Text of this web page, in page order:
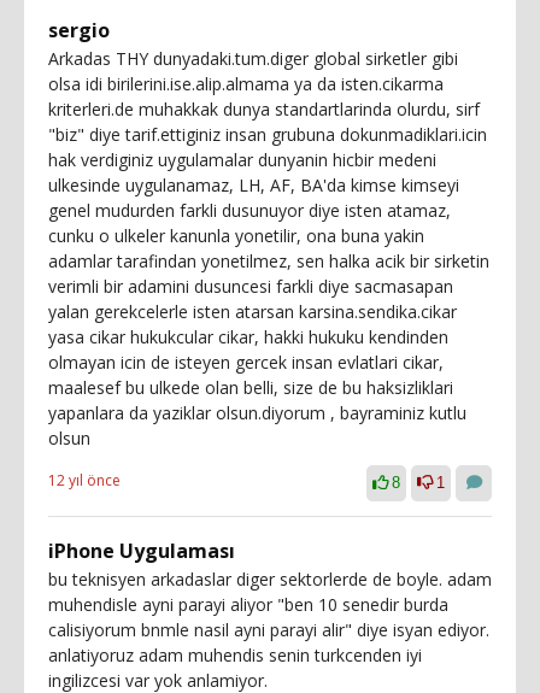
sergio
Arkadas THY dunyadaki.tum.diger global sirketler gibi
olsa idi birilerini.ise.alip.almama ya da isten.cikarma
kriterleri.de muhakkak dunya standartlarinda olurdu, sirf
"biz" diye tarif.ettiginiz insan grubuna dokunmadiklari.icin
hak verdiginiz uygulamalar dunyanin hicbir medeni
ulkesinde uygulanamaz, LH, AF, BA'da kimse kimseyi
genel mudurden farkli dusunuyor diye isten atamaz,
cunku o ulkeler kanunla yonetilir, ona buna yakin
adamlar tarafindan yonetilmez, sen halka acik bir sirketin
verimli bir adamini dusuncesi farkli diye sacmasapan
yalan gerekcelerle isten atarsan karsina.sendika.cikar
yasa cikar hukukcular cikar, hakki hukuku kendinden
olmayan icin de isteyen gercek insan evlatlari cikar,
maalesef bu ulkede olan belli, size de bu haksizliklari
yapanlara da yaziklar olsun.diyorum , bayraminiz kutlu
olsun
12 yıl önce 8 1
iPhone Uygulaması
bu teknisyen arkadaslar diger sektorlerde de boyle. adam
muhendisle ayni parayi aliyor "ben 10 senedir burda
calisiyorum bnmle nasil ayni parayi alir" diye isyan ediyor.
anlatiyoruz adam muhendis senin turkcenden iyi
ingilizcesi var yok anlamiyor.